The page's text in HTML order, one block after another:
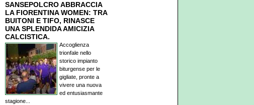
SANSEPOLCRO ABBRACCIA
LA FIORENTINA WOMEN: TRA
BUITONI E TIFO, RINASCE
UNA SPLENDIDA AMICIZIA
CALCISTICA.
Accoglienza
trionfale nello
storico impianto
biturgense per le
gigliate, pronte a
vivere una nuova
ed entusiasmante
stagione...